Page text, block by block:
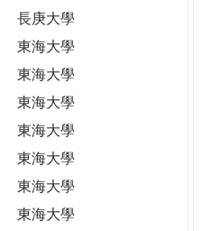
長庚大學
東海大學
東海大學
東海大學
東海大學
東海大學
東海大學
東海大學